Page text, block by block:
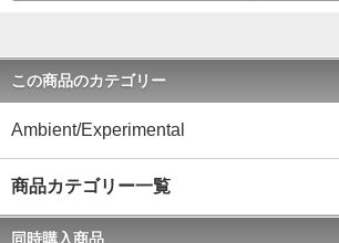
この商品のカテゴリー
Ambient/Experimental
商品カテゴリー一覧
同時購入商品